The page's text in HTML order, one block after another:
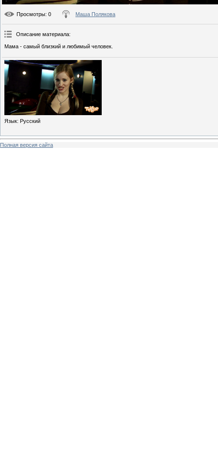
Просмотры: 0 Маша Полякова
Описание материала:
Мама - самый близкий и любимый человек.
Язык: Русский
Полная версия сайта